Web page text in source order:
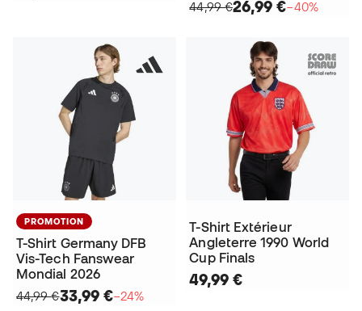
44,99 €26,99 €−40%
PROMOTION
T-Shirt Germany DFB
Vis-Tech Fanswear
Mondial 2026
44,99 €33,99 €−24%
T-Shirt Extérieur
Angleterre 1990 World
Cup Finals
49,99 €